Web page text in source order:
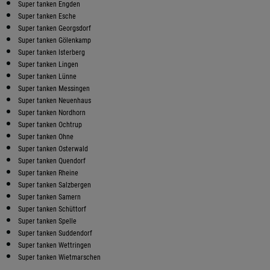
Super tanken Engden
Super tanken Esche
Super tanken Georgsdorf
Super tanken Gölenkamp
Super tanken Isterberg
Super tanken Lingen
Super tanken Lünne
Super tanken Messingen
Super tanken Neuenhaus
Super tanken Nordhorn
Super tanken Ochtrup
Super tanken Ohne
Super tanken Osterwald
Super tanken Quendorf
Super tanken Rheine
Super tanken Salzbergen
Super tanken Samern
Super tanken Schüttorf
Super tanken Spelle
Super tanken Suddendorf
Super tanken Wettringen
Super tanken Wietmarschen